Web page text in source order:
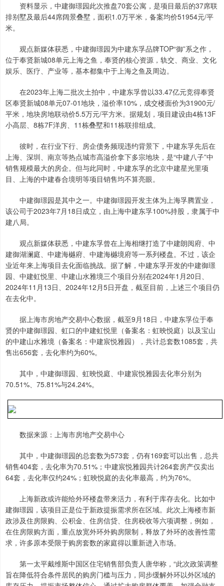
资料显示，中建御璟园此次推盘70套公寓，是项目最后的37席联
排别墅及最后44席阔景叠墅，面积1.0万平米，备案均价51954元/平
米。
观点新媒体获悉，中建御璟园为中建东孚品牌TOP“御”系之作，
位于奉贤新城08单元上海之鱼，奉贤的核心资源，轨交、商业、文化
娱乐、医疗、产业等，基本都集中于上海之鱼及周边。
在2023年上海二批次土拍中，中建东孚曾以33.47亿元竞得奉贤
区奉贤新城08单元07-01地块，溢价率10%，成交楼面价为31900元/
平米，地块房地联动价5.5万元/平方米。据规划，项目建设由4栋13F
小高层、8栋7F洋房、11栋叠墅和11栋联排组成。
彼时，在行业下行、房企债务频现违约背景下，中建东孚先后在
上海、深圳、南京等热点城市高溢价拿下多宗地块，是“中建八子”中
销售规模最大的房企。但与此同时，中建东孚的北京中建星光里项
目、上海的中建春合境明等项目销售均不算亮眼。
中建御璟园是其中之一。中建御璟园开发主体为上海孚腾置业，
该公司于2023年7月18日成立，由上海中建东孚100%持股，隶属于中
建八局。
观点新媒体获悉，中建东孚曾在上海相继打造了中建朗阅府、中
建御湖澜庭、中建海樾府、中建海樾境府等一系列楼盘。不过，该企
业近年来上海项目去化面临挑战。据了解，中建东孚开发的中建御璟
园、中建虹悦里、中建山水雅境三个项目分别在2024年1月20日、
2024年11月13日、2024年12月5日开盘，截至目前，上述三个项目仍
在去化中。
据上海市房地产交易中心数据，截至9月18日，中建东孚位于奉
贤的中建御璟园、虹口的中建虹悦里（备案名：虹映悦庭）以及宝山
的中建山水雅境（备案名：中建宸悦雅园），共计总套数1085套，共
售出656套，去化率约为60%。
其中，中建御璟园、虹映悦庭、中建宸悦雅园去化率分别为
70.51%、75.81%与24.24%。
数据来源：上海市房地产交易中心
其中，中建御璟园的总套数为573套，仍有169套可以出售，总共
销售404套，去化率为70.51%；中建宸悦雅园共计264套房产仅卖出
64套，去化率仅约24%；虹映悦庭的去化率最高，约为76%。
上海新政或许能给外环楼盘带来活力，有利于库存去化。比如中
建御璟园，该项目正是位于新政提振需求所在区域。此次上海楼市新
政涉及住房限购、公积金、住房信贷、住房税收等六项调整，例如，
在住房限购方面，重点放宽外环外购房限制，释放了外环的改善性需
求，许多原本受限于购房套数的家庭得以重新进入市场。
第一太平戴维斯中国区住宅销售部负责人唐华称，“此次政策调整
旨在降低符合条件居民的购房门槛与压力，同步缓解外环以外区域的